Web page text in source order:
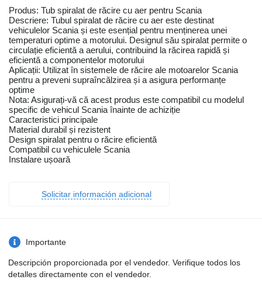
Produs: Tub spiralat de răcire cu aer pentru Scania
Descriere: Tubul spiralat de răcire cu aer este destinat
vehiculelor Scania și este esențial pentru menținerea unei
temperaturi optime a motorului. Designul său spiralat permite o
circulație eficientă a aerului, contribuind la răcirea rapidă și
eficientă a componentelor motorului
Aplicații: Utilizat în sistemele de răcire ale motoarelor Scania
pentru a preveni supraîncălzirea și a asigura performanțe
optime
Nota: Asigurați-vă că acest produs este compatibil cu modelul
specific de vehicul Scania înainte de achiziție
Caracteristici principale
Material durabil și rezistent
Design spiralat pentru o răcire eficientă
Compatibil cu vehiculele Scania
Instalare ușoară
Solicitar información adicional
Importante
Descripción proporcionada por el vendedor. Verifique todos los
detalles directamente con el vendedor.